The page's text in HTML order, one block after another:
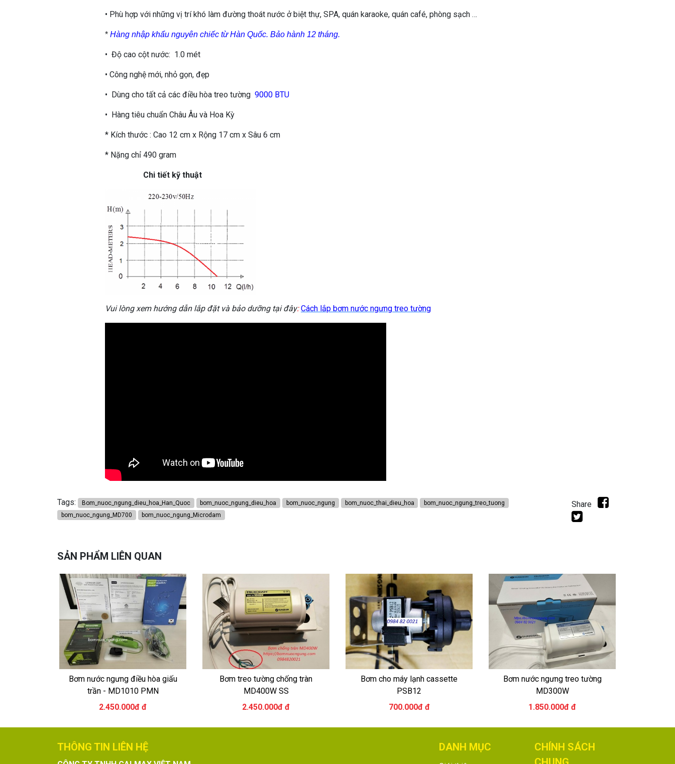
• Phù hợp với những vị trí khó làm đường thoát nước ở biệt thự, SPA, quán karaoke, quán café, phòng sạch …
* Hàng nhập khẩu nguyên chiếc từ Hàn Quốc. Bảo hành 12 tháng.
• Độ cao cột nước: 1.0 mét
• Công nghệ mới, nhỏ gọn, đẹp
• Dùng cho tất cả các điều hòa treo tường 9000 BTU
• Hàng tiêu chuẩn Châu Âu và Hoa Kỳ
* Kích thước : Cao 12 cm x Rộng 17 cm x Sâu 6 cm
* Nặng chỉ 490 gram
Chi tiết kỹ thuật
Vui lòng xem hướng dẫn lắp đặt và bảo dưỡng tại đây:Cách lắp bơm nước ngưng treo tường
Tags: Bom_nuoc_ngung_dieu_hoa_Han_Quoc bom_nuoc_ngung_dieu_hoa bom_nuoc_ngung bom_nuoc_thai_dieu_hoa
bom_nuoc_ngung_treo_tuong
bom_nuoc_ngung_MD700
bom_nuoc_ngung_Microdam
Share
SẢN PHẨM LIÊN QUAN
Bơm nước ngưng điều hòa giấu
trần - MD1010 PMN
2.450.000đ đ
Bơm treo tường chống tràn
MD400W SS
2.450.000đ đ
Bơm cho máy lạnh cassette
PSB12
700.000đ đ
Bơm nước ngưng treo tường
MD300W
1.850.000đ đ
THÔNG TIN LIÊN HỆ DANH MỤC
CHÍNH SÁCH